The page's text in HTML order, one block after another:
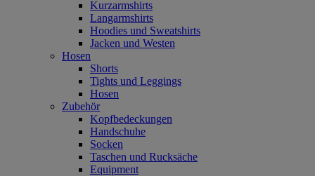
Kurzarmshirts
Langarmshirts
Hoodies und Sweatshirts
Jacken und Westen
Hosen
Shorts
Tights und Leggings
Hosen
Zubehör
Kopfbedeckungen
Handschuhe
Socken
Taschen und Rucksäche
Equipment